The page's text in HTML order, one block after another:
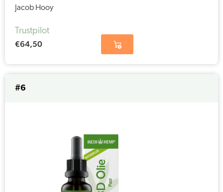
Jacob Hooy
Trustpilot
€64,50
#6